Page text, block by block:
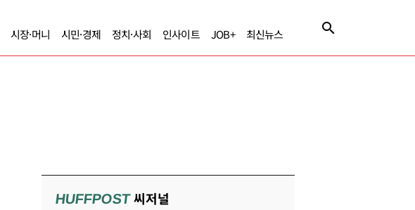
시장·머니 시민·경제 정치·사회 인사이트 JOB+ 최신뉴스
HUFFPOST씨저널